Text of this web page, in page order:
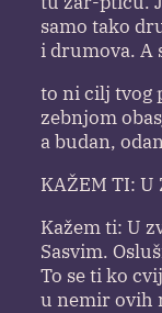
samo tako
i drumova. A
to ni cilj tvog
zebnjom
a budan,
KAŽEM TI: U
Kažem ti: U
Sasvim.
To se ti ko
u nemir ovih